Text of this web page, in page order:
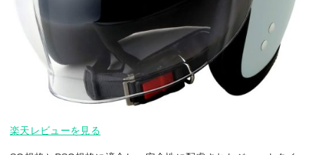
楽天レビューを見る